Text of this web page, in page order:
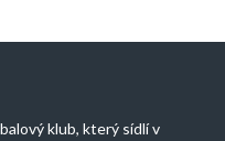
klub, který sídlí v